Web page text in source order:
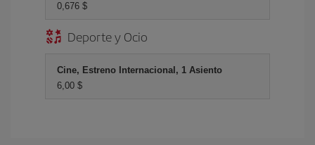
0,676 $
Deporte y Ocio
Cine, Estreno Internacional, 1 Asiento
6,00 $